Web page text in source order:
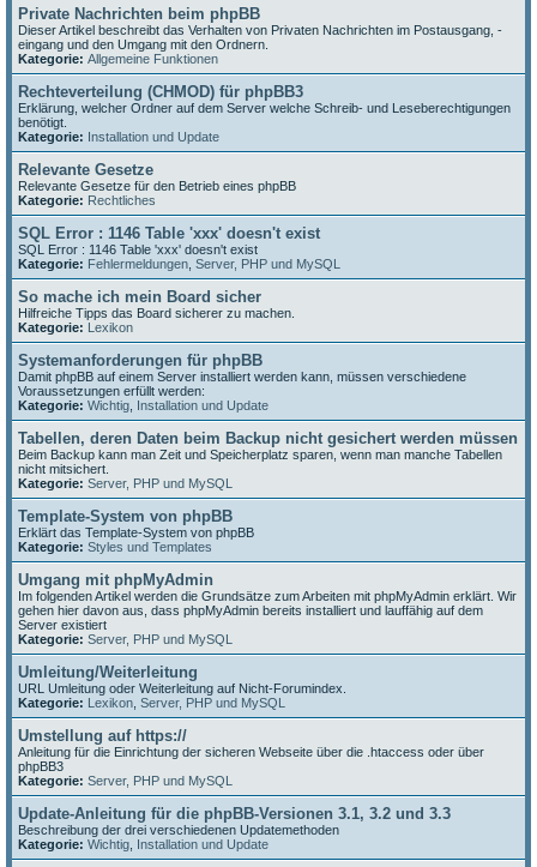
Private Nachrichten beim phpBB
Dieser Artikel beschreibt das Verhalten von Privaten Nachrichten im Postausgang, -
eingang und den Umgang mit den Ordnern.
Kategorie: Allgemeine Funktionen
Rechteverteilung (CHMOD) für phpBB3
Erklärung, welcher Ordner auf dem Server welche Schreib- und Leseberechtigungen
benötigt.
Kategorie: Installation und Update
Relevante Gesetze
Relevante Gesetze für den Betrieb eines phpBB
Kategorie: Rechtliches
SQL Error : 1146 Table 'xxx' doesn't exist
SQL Error : 1146 Table 'xxx' doesn't exist
Kategorie: Fehlermeldungen Server, PHP und MySQL
So mache ich mein Board sicher
Hilfreiche Tipps das Board sicherer zu machen.
Kategorie: Lexikon
Systemanforderungen für phpBB
Damit phpBB auf einem Server installiert werden kann, müssen verschiedene
Voraussetzungen erfüllt werden:
Kategorie: Wichtig Installation und Update
Tabellen, deren Daten beim Backup nicht gesichert werden müssen
Beim Backup kann man Zeit und Speicherplatz sparen, wenn man manche Tabellen
nicht mitsichert.
Kategorie: Server, PHP und MySQL
Template-System von phpBB
Erklärt das Template-System von phpBB
Kategorie: Styles und Templates
Umgang mit phpMyAdmin
Im folgenden Artikel werden die Grundsätze zum Arbeiten mit phpMyAdmin erklärt. Wir
gehen hier davon aus, dass phpMyAdmin bereits installiert und lauffähig auf dem
Server existiert
Kategorie: Server, PHP und MySQL
Umleitung/Weiterleitung
URL Umleitung oder Weiterleitung auf Nicht-Forumindex.
Kategorie: Lexikon Server, PHP und MySQL
Umstellung auf https://
Anleitung für die Einrichtung der sicheren Webseite über die .htaccess oder über
phpBB3
Kategorie: Server, PHP und MySQL
Update-Anleitung für die phpBB-Versionen 3.1, 3.2 und 3.3
Beschreibung der drei verschiedenen Updatemethoden
Kategorie: Wichtig Installation und Update